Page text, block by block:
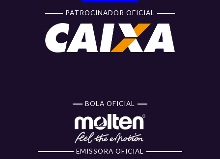
PATROCINADOR OFICIAL
BOLA OFICIAL
EMISSORA OFICIAL